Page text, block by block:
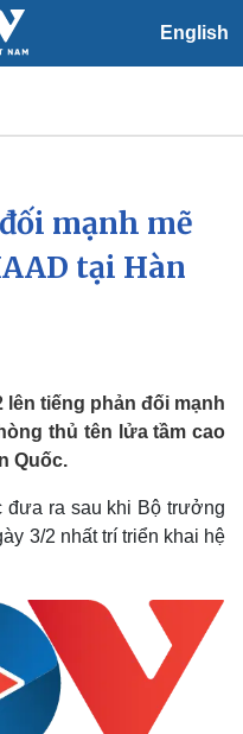
English
Xã hội
Tin 24h
Dự báo thời tiết
mạnh mẽ
tại Hàn
lên tiếng phản đối mạnh
thủ tên lửa tầm cao
Quốc.
đưa ra sau khi Bộ trưởng
3/2 nhất trí triển khai hệ